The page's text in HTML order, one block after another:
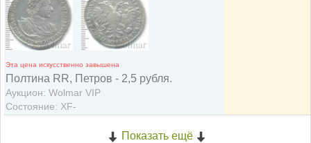
Эта цена искусственно завышена
Полтина RR, Петров - 2,5 рубля.
Аукцион: Wolmar VIP
Состояние: XF-
Показать ещё